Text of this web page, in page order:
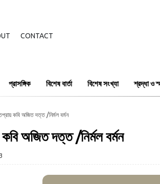
CONTACT
প্রাসঙ্গিক বিশেষ বার্তা বিশেষ সংখ্যা শ্রদ্ধা ও
কবি অজিত দত্ত /নির্মল বর্মন
কবি অজিত দত্ত /নির্মল বর্মন